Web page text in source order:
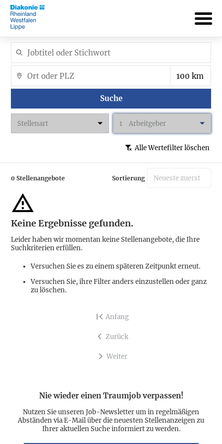
Suche
Stellenart 1 Arbeitgeber
Alle Wertefilter löschen
0 Stellenangebote Sortierung
Keine Ergebnisse gefunden.
Leider haben wir momentan keine Stellenangebote, die Ihre
Suchkriterien erfüllen.
Versuchen Sie es zu einem späteren Zeitpunkt erneut.
Versuchen Sie, ihre Filter anders einzustellen oder ganz
zu löschen.
Anfang
Zurück
Weiter
Nie wieder einen Traumjob verpassen!
Nutzen Sie unseren Job-Newsletter um in regelmäßigen
Abständen via E-Mail über die neuesten Stellenanzeigen zu
Ihrer aktuellen Suche informiert zu werden.